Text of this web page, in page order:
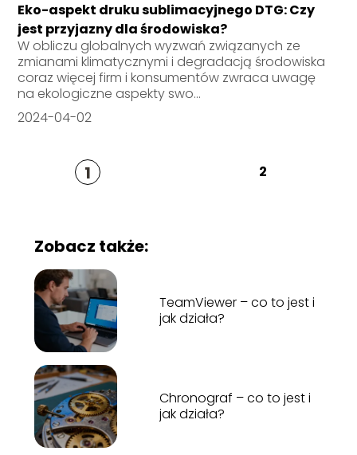
Eko-aspekt druku sublimacyjnego DTG: Czy
jest przyjazny dla środowiska?
W obliczu globalnych wyzwań związanych ze
zmianami klimatycznymi i degradacją środowiska
coraz więcej firm i konsumentów zwraca uwagę
na ekologiczne aspekty swo...
2024-04-02
1 2
Zobacz także:
TeamViewer – co to jest i
jak działa?
Chronograf – co to jest i
jak działa?